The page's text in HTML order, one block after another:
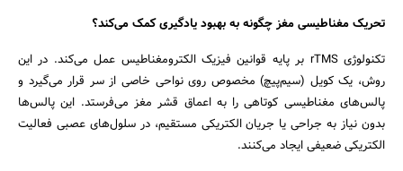
تحریک مغناطیسی مغز چگونه به بهبود یادگیری کمک می‌کند؟
تکنولوژی rTMS بر پایه قوانین فیزیک الکترومغناطیس عمل می‌کند. در این
روش، یک کویل (سیم‌پیچ) مخصوص روی نواحی خاصی از سر قرار می‌گیرد و
پالس‌های مغناطیسی کوتاهی را به اعماق قشر مغز می‌فرستد. این پالس‌ها
بدون نیاز به جراحی یا جریان الکتریکی مستقیم، در سلول‌های عصبی فعالیت
الکتریکی ضعیفی ایجاد می‌کنند.